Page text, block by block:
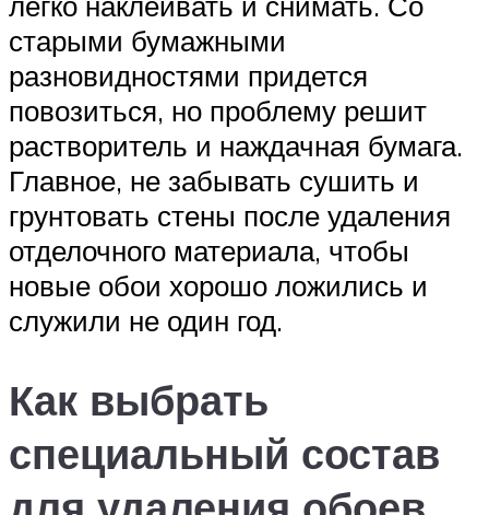
старыми бумажными
разновидностями придется
повозиться, но проблему решит
растворитель и наждачная бумага.
Главное, не забывать сушить и
грунтовать стены после удаления
отделочного материала, чтобы
новые обои хорошо ложились и
служили не один год.
Как выбрать
специальный состав